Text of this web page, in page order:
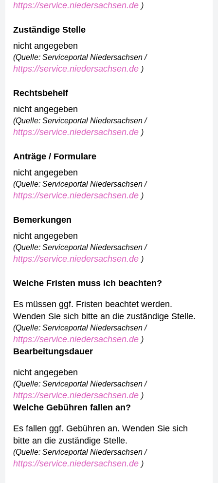
https://service.niedersachsen.de )
Zuständige Stelle
nicht angegeben
(Quelle: Serviceportal Niedersachsen /
https://service.niedersachsen.de )
Rechtsbehelf
nicht angegeben
(Quelle: Serviceportal Niedersachsen /
https://service.niedersachsen.de )
Anträge / Formulare
nicht angegeben
(Quelle: Serviceportal Niedersachsen /
https://service.niedersachsen.de )
Bemerkungen
nicht angegeben
(Quelle: Serviceportal Niedersachsen /
https://service.niedersachsen.de )
Welche Fristen muss ich beachten?
Es müssen ggf. Fristen beachtet werden.
Wenden Sie sich bitte an die zuständige Stelle.
(Quelle: Serviceportal Niedersachsen /
https://service.niedersachsen.de )
Bearbeitungsdauer
nicht angegeben
(Quelle: Serviceportal Niedersachsen /
https://service.niedersachsen.de )
Welche Gebühren fallen an?
Es fallen ggf. Gebühren an. Wenden Sie sich
bitte an die zuständige Stelle.
(Quelle: Serviceportal Niedersachsen /
https://service.niedersachsen.de )